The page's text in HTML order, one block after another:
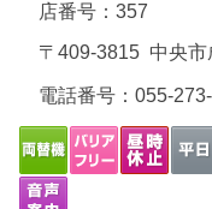
店番号：357
〒409-3815 中央市
電話番号： 055-